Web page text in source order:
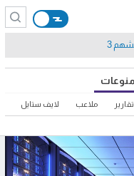
منوعات
تقارير ملاعب لايف ستايل
3